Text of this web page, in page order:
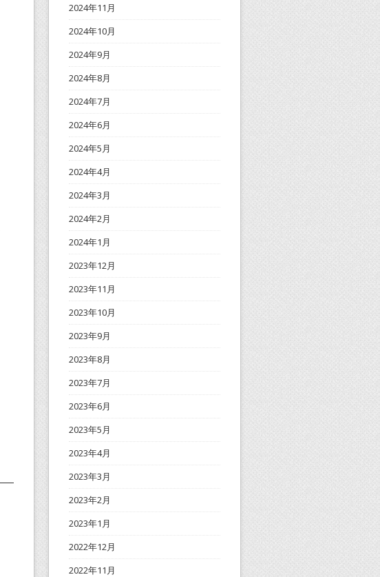
2024年11月
2024年10月
2024年9月
2024年8月
2024年7月
2024年6月
2024年5月
2024年4月
2024年3月
2024年2月
2024年1月
2023年12月
2023年11月
2023年10月
2023年9月
2023年8月
2023年7月
2023年6月
2023年5月
2023年4月
2023年3月
2023年2月
2023年1月
2022年12月
2022年11月